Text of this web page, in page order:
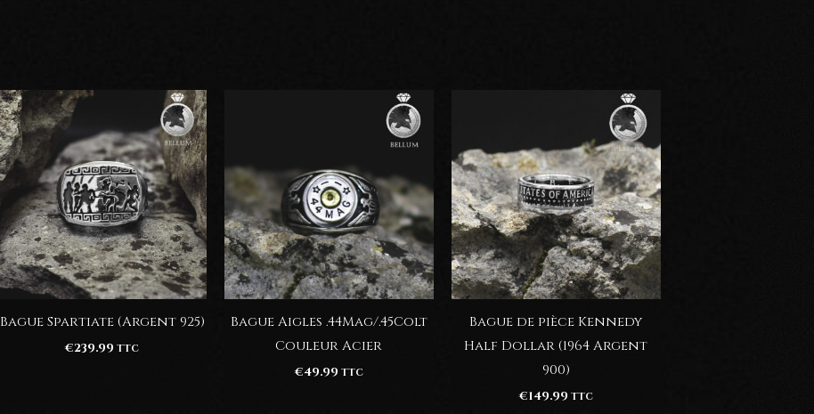
Bague Spartiate (Argent 925)
€239.99 TTC
Bague Aigles .44Mag/.45Colt
Couleur Acier
€49.99 TTC
Bague de pièce Kennedy
Half Dollar (1964 Argent
900)
€149.99 TTC